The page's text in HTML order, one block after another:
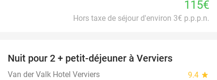
115€
Hors taxe de séjour d'environ 3€ p.p.p.n.
Nuit pour 2 + petit-déjeuner à Verviers
Van der Valk Hotel Verviers 9.4 star